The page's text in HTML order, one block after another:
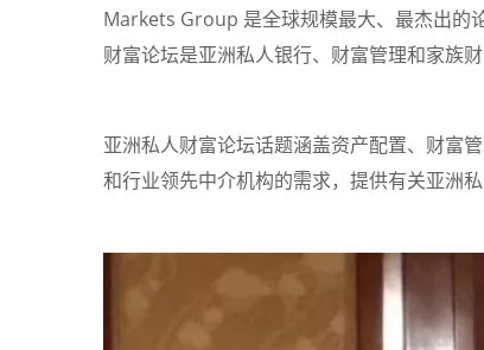
Markets Group 是全球规模最大、最杰出的
财富论坛是亚洲私人银行、财富管理和家族
亚洲私人财富论坛话题涵盖资产配置、财富
和行业领先中介机构的需求，提供有关亚洲